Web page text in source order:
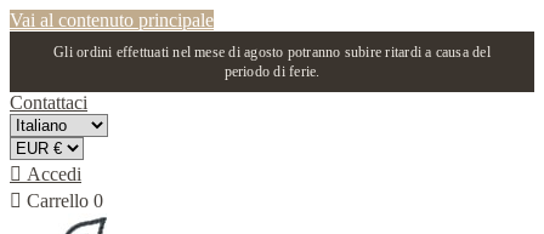
Vai al contenuto principale
Gli ordini effettuati nel mese di agosto potranno subire ritardi a causa del
periodo di ferie.
Contattaci
 Accedi
 Carrello 0